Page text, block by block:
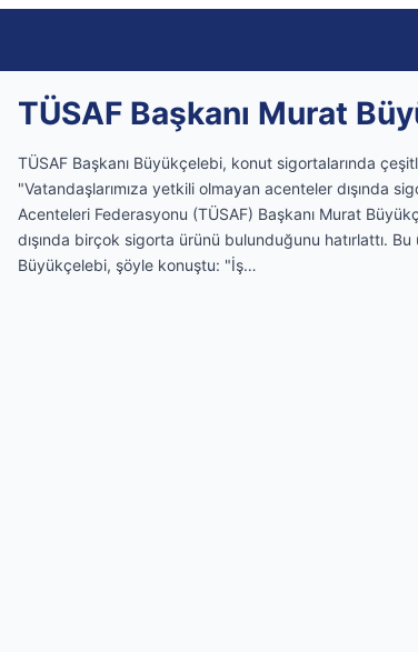
TÜSAF Başkanı Murat
TÜSAF Başkanı Büyükçelebi, konut sigortalarında
"Vatandaşlarımıza yetkili olmayan acenteler dışında
Acenteleri Federasyonu (TÜSAF) Başkanı Murat
dışında birçok sigorta ürünü bulunduğunu hatırlattı.
Büyükçelebi, şöyle konuştu: "İş…